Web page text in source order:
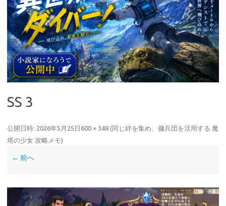
SS 3
公開日時: 2026年5月25日 600 × 348 (同じ絆を集め、傭兵団を活用する 魔
塔の少女 攻略メモ)
← 前へ